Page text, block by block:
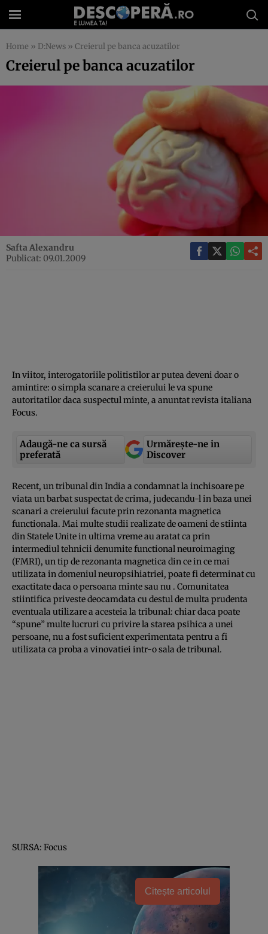
Home » D:News » Creierul pe banca acuzatilor
Creierul pe banca acuzatilor
Safta Alexandru
Publicat: 09.01.2009
In viitor, interogatoriile politistilor ar putea deveni doar o
amintire: o simpla scanare a creierului le va spune
autoritatilor daca suspectul minte, a anuntat revista italiana
Focus.
Adaugă-ne ca sursă
preferată
Urmărește-ne in
Discover
Recent, un tribunal din India a condamnat la inchisoare pe
viata un barbat suspectat de crima, judecandu-l in baza unei
scanari a creierului facute prin rezonanta magnetica
functionala. Mai multe studii realizate de oameni de stiinta
din Statele Unite in ultima vreme au aratat ca prin
intermediul tehnicii denumite functional neuroimaging
(FMRI), un tip de rezonanta magnetica din ce in ce mai
utilizata in domeniul neuropsihiatriei, poate fi determinat cu
exactitate daca o persoana minte sau nu . Comunitatea
stiintifica priveste deocamdata cu destul de multa prudenta
eventuala utilizare a acesteia la tribunal: chiar daca poate
“spune” multe lucruri cu privire la starea psihica a unei
persoane, nu a fost suficient experimentata pentru a fi
utilizata ca proba a vinovatiei intr-o sala de tribunal.
SURSA: Focus
Citește articolul